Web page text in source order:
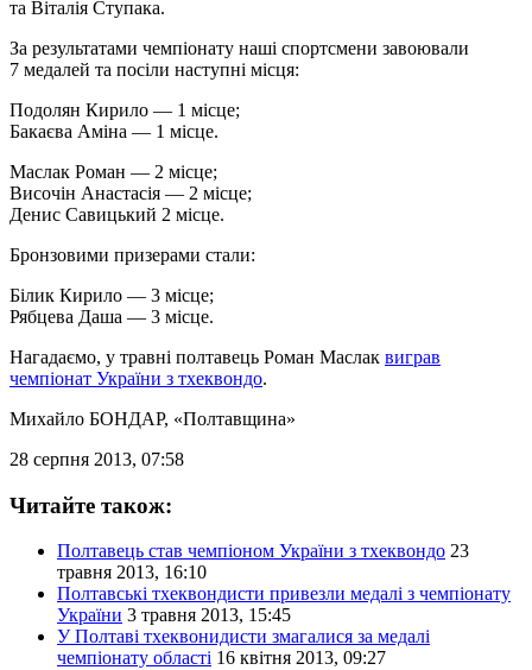
та Віталія Ступака.
За результатами чемпіонату наші спортсмени завоювали
7 медалей та посіли наступні місця:
Подолян Кирило — 1 місце;
Бакаєва Аміна — 1 місце.
Маслак Роман — 2 місце;
Височін Анастасія — 2 місце;
Денис Савицький 2 місце.
Бронзовими призерами стали:
Білик Кирило — 3 місце;
Рябцева Даша — 3 місце.
Нагадаємо, у травні полтавець Роман Маслак виграв
чемпіонат України з тхеквондо.
Михайло БОНДАР, «Полтавщина»
28 серпня 2013, 07:58
Читайте також:
Полтавець став чемпіоном України з тхеквондо 23
травня 2013, 16:10
Полтавські тхеквондисти привезли медалі з чемпіонату
України 3 травня 2013, 15:45
У Полтаві тхеквонидисти змагалися за медалі
чемпіонату області 16 квітня 2013, 09:27